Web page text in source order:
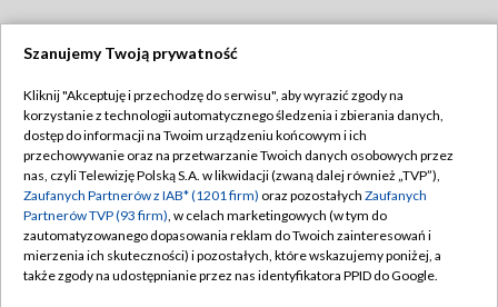
TVP
Abonament TVP
Emisja w TVP
Centrum informacji TVP
Naziemna Telewizja Cyfrowa
Regulamin TVP
Polityka prywatności
Moje zgody
Pomoc
Szanujemy Twoją prywatność
Kliknij "Akceptuję i przechodzę do serwisu", aby wyrazić zgody na
korzystanie z technologii automatycznego śledzenia i zbierania danych,
dostęp do informacji na Twoim urządzeniu końcowym i ich
przechowywanie oraz na przetwarzanie Twoich danych osobowych przez
nas, czyli Telewizję Polską S.A. w likwidacji (zwaną dalej również „TVP”),
Zaufanych Partnerów z IAB* (1201 firm) oraz pozostałych Zaufanych
Partnerów TVP (93 firm), w celach marketingowych (w tym do
zautomatyzowanego dopasowania reklam do Twoich zainteresowań i
mierzenia ich skuteczności) i pozostałych, które wskazujemy poniżej, a
także zgody na udostępnianie przez nas identyfikatora PPID do Google.